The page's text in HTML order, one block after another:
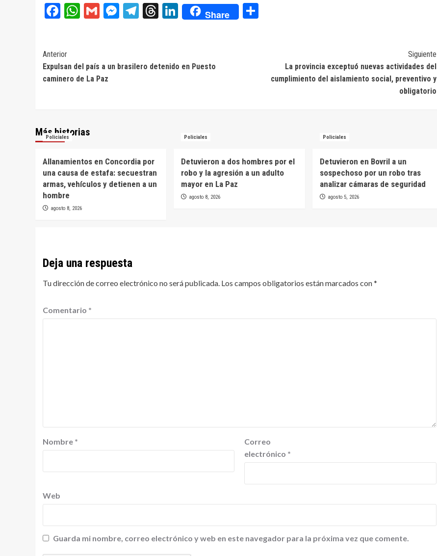
Facebook
WhatsApp
GmailMessenger
Telegram
Threads
LinkedIn
Share
Navegación
de
Anterior
Expulsan del país a un brasilero detenido en Puesto
caminero de La Paz
Siguiente
La provincia exceptuó nuevas actividades del
cumplimiento del aislamiento social, preventivo y
obligatorio
Más historias
Policiales
Allanamientos en Concordia por
una causa de estafa: secuestran
armas, vehículos y detienen a un
hombre
agosto 8, 2026
Policiales
Detuvieron a dos hombres por el
robo y la agresión a un adulto
mayor en La Paz
agosto 8, 2026
Policiales
Detuvieron en Bovril a un
sospechoso por un robo tras
analizar cámaras de seguridad
agosto 5, 2026
Deja una respuesta
Tu dirección de correo electrónico no será publicada. Los campos obligatorios están marcados con*
Comentario *
Nombre *
Correo
electrónico *
Web
Guarda mi nombre, correo electrónico y web en este navegador para la próxima vez que comente.